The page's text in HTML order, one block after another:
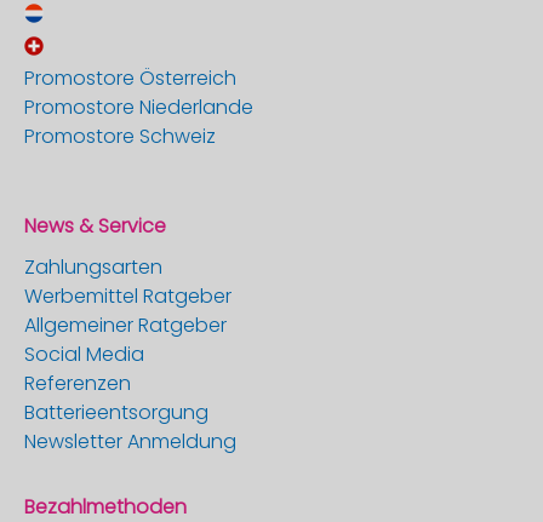
Promostore Österreich
Promostore Niederlande
Promostore Schweiz
News & Service
Zahlungsarten
Werbemittel Ratgeber
Allgemeiner Ratgeber
Social Media
Referenzen
Batterieentsorgung
Newsletter Anmeldung
Bezahlmethoden